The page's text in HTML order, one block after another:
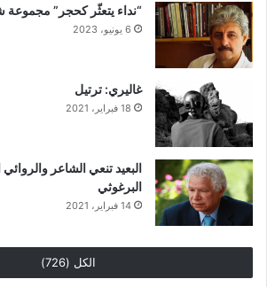
“نداء يتعثّر كحجر”
6 يونيو، 2023
غاليري: ترتيل
18 فبراير، 2021
البعيد تنعي الشاعر
البرغوثي
14 فبراير، 2021
الكل (726)